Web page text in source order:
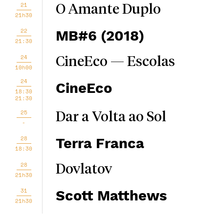
21
21h30
O Amante Duplo
22
21:30
MB#6 (2018)
24
10h00
CineEco — Escolas
24
18:30
21:30
CineEco
25
-
Dar a Volta ao Sol
28
18:30
Terra Franca
28
21h30
Dovlatov
31
21h30
Scott Matthews